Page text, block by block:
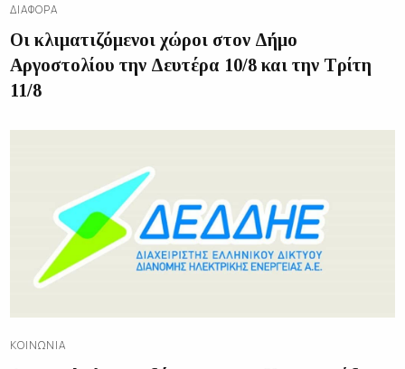
ΔΙΑΦΟΡΑ
Οι κλιματιζόμενοι χώροι στον Δήμο
Αργοστολίου την Δευτέρα 10/8 και την Τρίτη
11/8
ΚΟΙΝΩΝΊΑ